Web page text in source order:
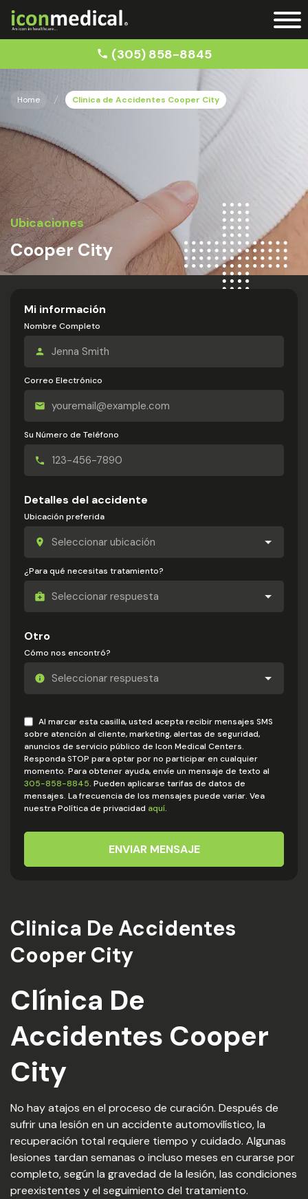
(305) 858-8845
Home Clinica de Accidentes Cooper City
Ubicaciones
Cooper City
Mi información
Nombre Completo
Correo Electrónico
Su Número de Teléfono
Detalles del accidente
Ubicación preferida
¿Para qué necesitas tratamiento?
Otro
Cómo nos encontró?
Al marcar esta casilla, usted acepta recibir mensajes SMS
sobre atención al cliente, marketing, alertas de seguridad,
anuncios de servicio público de Icon Medical Centers.
Responda STOP para optar por no participar en cualquier
momento. Para obtener ayuda, envíe un mensaje de texto al
305-858-8845. Pueden aplicarse tarifas de datos de
mensajes. La frecuencia de los mensajes puede variar. Vea
nuestra Política de privacidad aquí.
ENVIAR MENSAJE
Clinica De Accidentes
Cooper City
Clínica De
Accidentes Cooper
City
No hay atajos en el proceso de curación. Después de
sufrir una lesión en un accidente automovilístico, la
recuperación total requiere tiempo y cuidado. Algunas
lesiones tardan semanas o incluso meses en curarse por
completo, según la gravedad de la lesión, las condiciones
preexistentes y el seguimiento del tratamiento.